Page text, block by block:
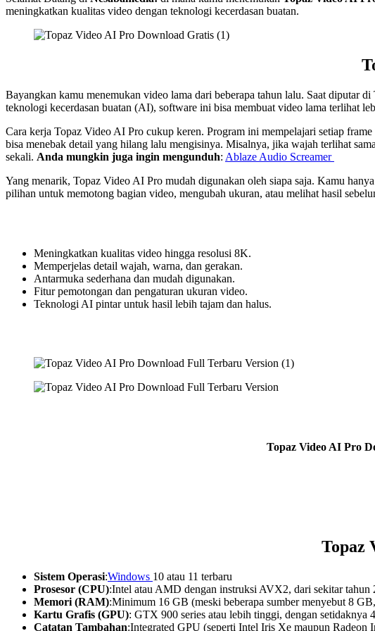
meningkatkan kualitas video dengan teknologi kecerdasan buatan.
Bayangkan kamu menemukan video lama dari beberapa tahun lalu. Saat diputar
teknologi kecerdasan buatan (AI), software ini bisa membuat video lama terlihat
Cara kerja Topaz Video AI Pro cukup keren. Program ini mempelajari setiap
bisa menebak detail yang hilang lalu mengisinya. Misalnya, jika wajah terlihat
sekali. Anda mungkin juga ingin mengunduh: Ablaze Audio Screamer
Yang menarik, Topaz Video AI Pro mudah digunakan oleh siapa saja. Kamu
pilihan untuk memotong bagian video, mengubah ukuran, atau melihat hasil
Meningkatkan kualitas video hingga resolusi 8K.
Memperjelas detail wajah, warna, dan gerakan.
Antarmuka sederhana dan mudah digunakan.
Fitur pemotongan dan pengaturan ukuran video.
Teknologi AI pintar untuk hasil lebih tajam dan halus.
Topaz Video AI Pro
Topaz
Sistem Operasi:Windows 10 atau 11 terbaru
Prosesor (CPU):Intel atau AMD dengan instruksi AVX2, dari sekitar tahun
Memori (RAM):Minimum 16 GB (meski beberapa sumber menyebut 8
Kartu Grafis (GPU): GTX 900 series atau lebih tinggi, dengan
Catatan Tambahan:Integrated GPU (seperti Intel Iris Xe maupun Radeon